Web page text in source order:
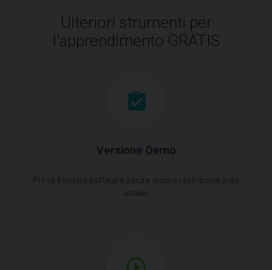
Ulteriori strumenti per
l'apprendimento GRATIS
Versione Demo